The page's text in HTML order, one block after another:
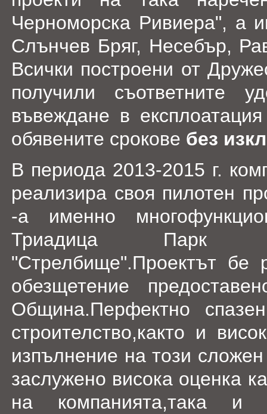
Черноморска Ривиера", а
Слънчев Бряг, Несебър,
Всички построени от
получили съответните
въвеждане в
обявените срокове без
В периода 2013-2015 г.
реализира своя пилотен
-а именно
Триадица Парк
"Стрелбище".Проектът бе
обезщетение
Община.Перфектно
строителство,както и
изпълнение на този
заслужено висока оценка
на компанията,така и